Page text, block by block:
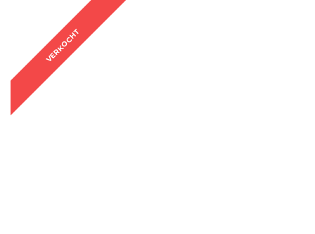
VERKOCHT